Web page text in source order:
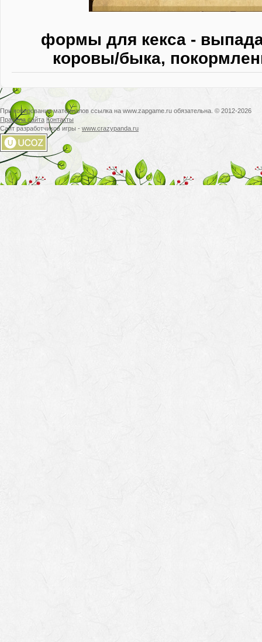
формы для кекса -
коровы/быка,
При копировании материалов ссылка на www.zapgame.ru обязательна. © 2012-2026
Правила сайта Контакты
Сайт разработчиков игры - www.crazypanda.ru